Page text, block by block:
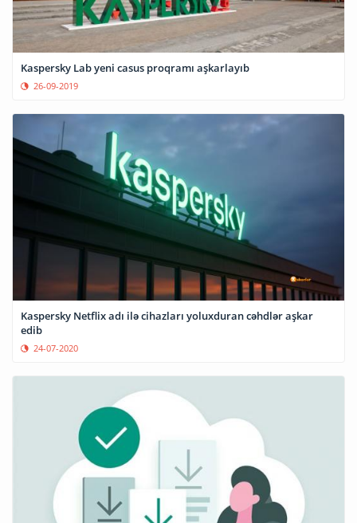
Kaspersky Lab yeni casus proqramı aşkarlayıb
26-09-2019
Kaspersky Netflix adı ilə cihazları yoluxduran cəhdlər aşkar
edib
24-07-2020